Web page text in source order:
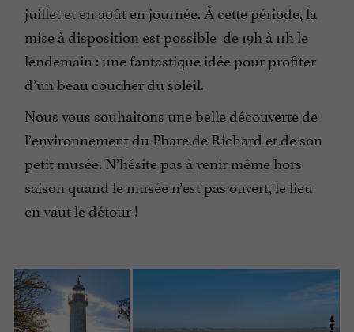
juillet et en août en journée. À cette période, la
mise à disposition est possible de 19h à 11h le
lendemain : une fantastique idée pour profiter
d’un beau coucher du soleil.
Nous vous souhaitons une belle découverte de
l’environnement du Phare de Richard et de son
petit musée. N’hésite pas à venir même hors
saison quand le musée n’est pas ouvert, le lieu
en vaut le détour !